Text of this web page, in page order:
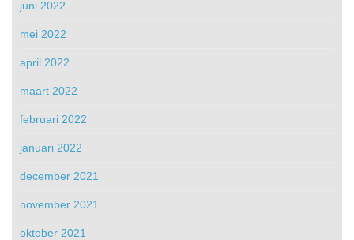
juni 2022
mei 2022
april 2022
maart 2022
februari 2022
januari 2022
december 2021
november 2021
oktober 2021